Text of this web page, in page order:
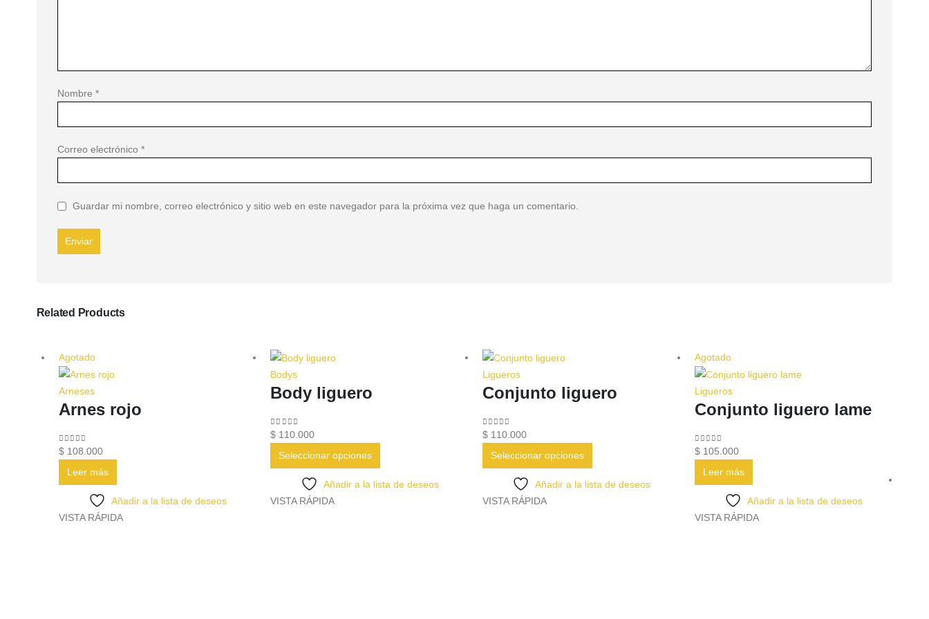
Nombre *
Correo electrónico *
Guardar mi nombre, correo electrónico y sitio web en este navegador para la próxima vez que haga un comentario.
Related Products
Agotado
Arneses
Arnes rojo
0out of 5
$108.000
Leer más
Añadir a la lista de deseos
VISTA RÁPIDA
Bodys
Body liguero
0 out of 5
$ 110.000
Seleccionar opciones
producto
tiene
Añadir a la lista de deseos
VISTA RÁPIDA
Ligueros
Conjunto liguero
0 out of 5
$ 110.000
Seleccionar opciones
producto
tiene
Añadir a la lista de deseos
VISTA RÁPIDA
Agotado
Ligueros
Conjunto liguero lame
0out of 5
$105.000
Leer más
Añadir a la lista de deseos
VISTA RÁPIDA